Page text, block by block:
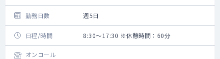
勤務日数 週5日
日程/時間 8:30～17:30 ※休憩時間：60分
オンコール